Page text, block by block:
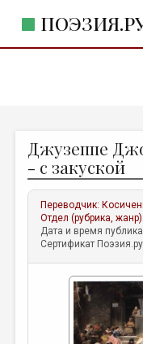
ЖАНРЫ
АВТОРЫ
КОММЕНТАРИИ
ЛИТСАЛОН
ПРАВИЛА САЙТА
ОТДЕЛЫ И РУБРИКИ
Джузеппе
- с закуской
Переводчик:
Отдел (рубрика, жанр):
Дата и время
Сертификат